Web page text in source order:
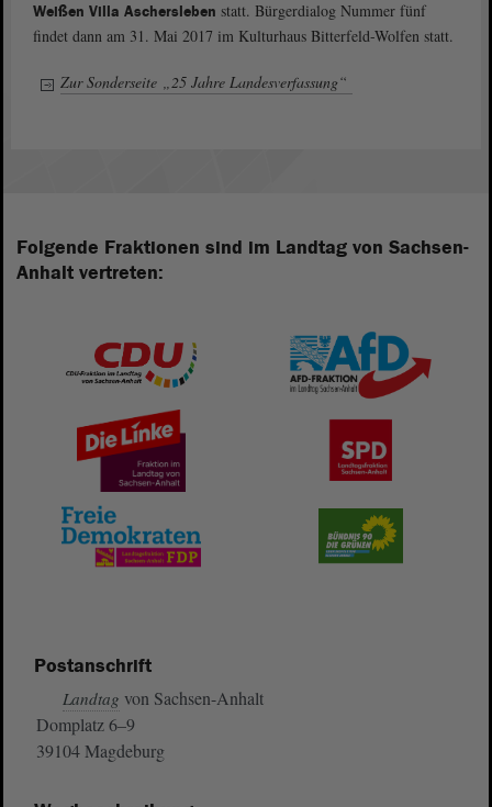
Weißen Villa Aschersleben statt. Bürgerdialog Nummer fünf
findet dann am 31. Mai 2017 im Kulturhaus Bitterfeld-Wolfen statt.
Zur Sonderseite „25 Jahre Landesverfassung“
Folgende Fraktionen sind im Landtag von Sachsen-
Anhalt vertreten:
Postanschrift
Landtag von Sachsen-Anhalt
Domplatz 6–9
39104 Magdeburg